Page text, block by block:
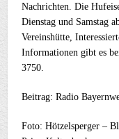
Nachrichten. Die
Dienstag und Samstag
Vereinshütte,
Informationen gibt es
3750.
Beitrag: Radio
Foto: Hötzelsperger –